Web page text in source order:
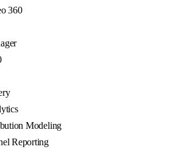
360
Modeling
Reporting